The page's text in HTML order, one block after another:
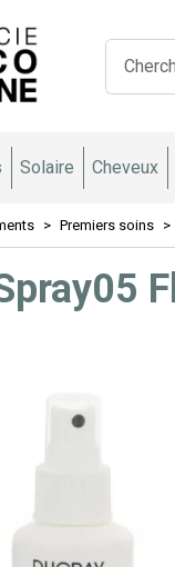
Solaire Cheveux
Premiers soins